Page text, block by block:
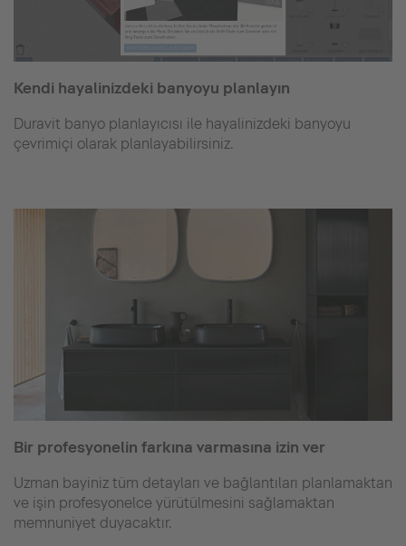
Kendi hayalinizdeki banyoyu planlayın
Duravit banyo planlayıcısı ile hayalinizdeki banyoyu
çevrimiçi olarak planlayabilirsiniz.
Bir profesyonelin farkına varmasına izin ver
Uzman bayiniz tüm detayları ve bağlantıları planlamaktan
ve işin profesyonelce yürütülmesini sağlamaktan
memnuniyet duyacaktır.